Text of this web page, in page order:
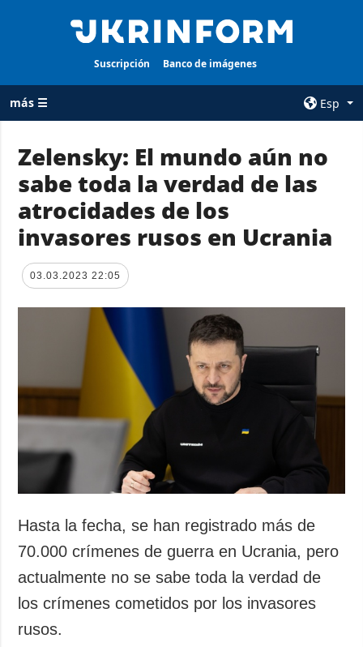
Suscripción Banco de imágenes
más ☰
Esp
TODAS LAS
CATEGORÍAS
Guerra
Reconstrucción
de Ucrania
Política
Economía
Defensa
Sociedad y
Cultura
Deportes
emergencias
AGENCIA
sobre la agencia
contacto
Política de
privacidad y
protección de
datos personales
ADICIONAL
Podcasts
Publicaciones
Entrevistas
SERVICIOS
Suscripción
Banco de
imágenes
Zelensky: El mundo aún no
sabe toda la verdad de las
atrocidades de los
invasores rusos en Ucrania
03.03.2023 22:05
Hasta la fecha, se han registrado más de
70.000 crímenes de guerra en Ucrania, pero
actualmente no se sabe toda la verdad de
los crímenes cometidos por los invasores
rusos.